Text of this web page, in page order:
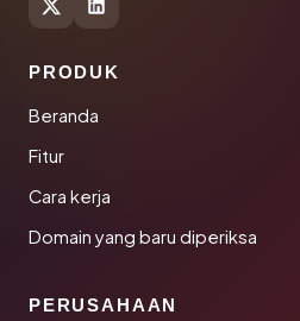
PRODUK
Beranda
Fitur
Cara kerja
Domain yang baru diperiksa
PERUSAHAAN